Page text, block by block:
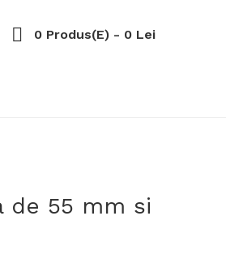
0 Produs(e) - 0 Lei
de 55 mm si